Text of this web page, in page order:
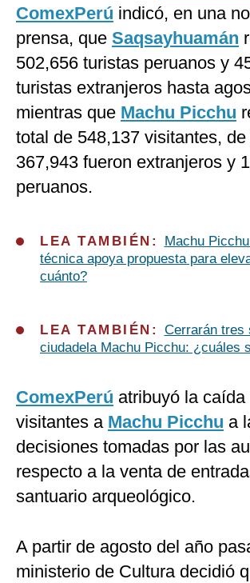
ComexPerú indicó, en una
prensa, que Saqsayhuamán
502,656 turistas peruanos y
turistas extranjeros hasta
mientras que Machu Picchu
total de 548,137 visitantes,
367,943 fueron extranjeros y
peruanos.
LEA TAMBIÉN:
Machu
técnica apoya propuesta para
cuánto?
LEA TAMBIÉN: Cerrarán tres
ciudadela Machu Picchu: ¿cuáles
ComexPerú atribuyó la caída
visitantes a Machu Picchu a
decisiones tomadas por las
respecto a la venta de
santuario arqueológico.
A partir de agosto del año
ministerio de Cultura decidió